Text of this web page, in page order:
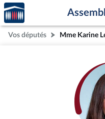
Aller au contenu
Aller en bas de la page
Accèder
à la
page
d'accueil
Vos députés